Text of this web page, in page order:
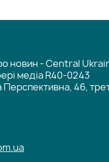
новин - Central
медіа R40-0243
46,